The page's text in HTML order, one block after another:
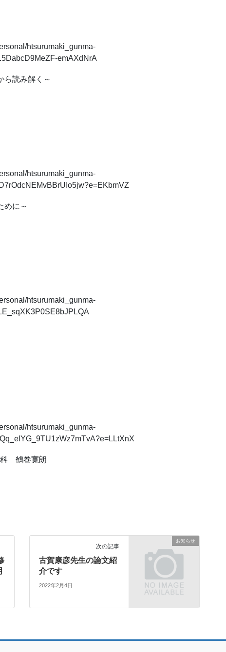
htsurumaki_gunma-
emAXdNrA
読み解く～
htsurumaki_gunma-
めに～
htsurumaki_gunma-
htsurumaki_gunma-
科 鶴巻寛朗
お知らせ
次の記事
古賀康彦先生の論文紹
介です
2022年2月4日